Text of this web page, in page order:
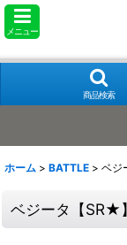
メニュー
商品検索
ホーム > BATTLE > ベジ
ベジータ【SR★